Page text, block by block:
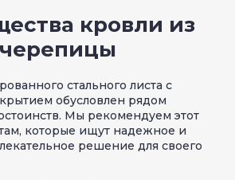
кровли из
стального листа с
обусловлен рядом
Мы рекомендуем этот
которые ищут надежное и
решение для своего